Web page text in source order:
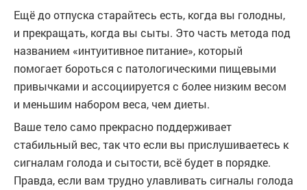
Ещё до отпуска старайтесь есть, когда вы голодны,
и прекращать, когда вы сыты. Это часть метода под
названием «интуитивное питание», который
помогает бороться с патологическими пищевыми
привычками и ассоциируется с более низким весом
и меньшим набором веса, чем диеты.
Ваше тело само прекрасно поддерживает
стабильный вес, так что если вы прислушиваетесь к
сигналам голода и сытости, всё будет в порядке.
Правда, если вам трудно улавливать сигналы голода